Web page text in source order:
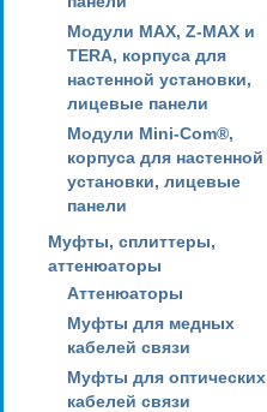
Модули MAX, Z-MAX и
TERA, корпуса для
настенной установки,
лицевые панели
Модули Mini-Com®,
корпуса для настенной
установки, лицевые
панели
Муфты, сплиттеры,
аттенюаторы
Аттенюаторы
Муфты для медных
кабелей связи
Муфты для оптических
кабелей связи